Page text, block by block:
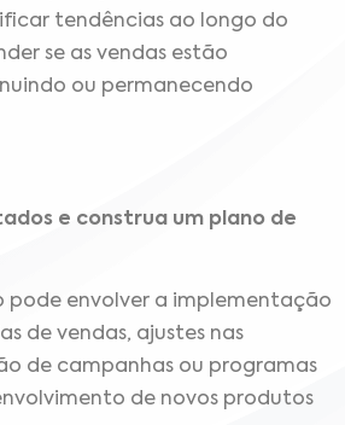
tendências ao longo do
se as vendas estão
ou permanecendo
e construa um plano de
pode envolver a implementação
de vendas, ajustes nas
de campanhas ou programas
de novos produtos